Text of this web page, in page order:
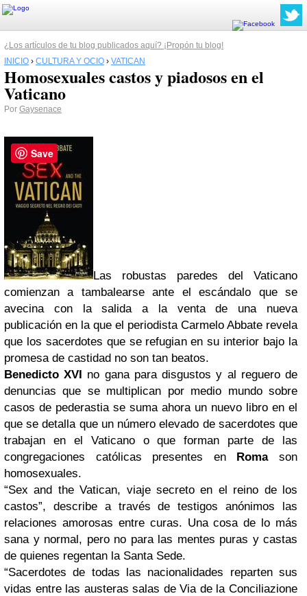
¿Los artículos de tu blog publicados aquí? ¡Propón tu blog!
INICIO › CULTURA Y OCIO › VATICAN
Homosexuales castos y piadosos en el
Vaticano
Por Gaysenace
Las robustas paredes del Vaticano
comienzan a tambalearse ante el escándalo que se
avecina con la salida a la venta de una nueva
publicación en la que el periodista Carmelo Abbate revela
que los sacerdotes que se refugian en su interior bajo la
promesa de castidad no son tan beatos.
Benedicto XVI no gana para disgustos y al reguero de
denuncias que se multiplican por medio mundo sobre
casos de pederastia se suma ahora un nuevo libro en el
que se detalla que un número elevado de sacerdotes que
trabajan en el Vaticano o que forman parte de las
congregaciones católicas presentes en Romason
homosexuales.
“Sex and the Vatican, viaje secreto en el reino de los
castos”, describe a través de testigos anónimos las
relaciones amorosas entre curas. Una cosa de lo más
sana y normal, pero no para las mentes puras y castas
de quienes regentan la Santa Sede.
“Sacerdotes de todas las nacionalidades reparten sus
vidas entre las austeras salas de Via de la Conciliazione
Save